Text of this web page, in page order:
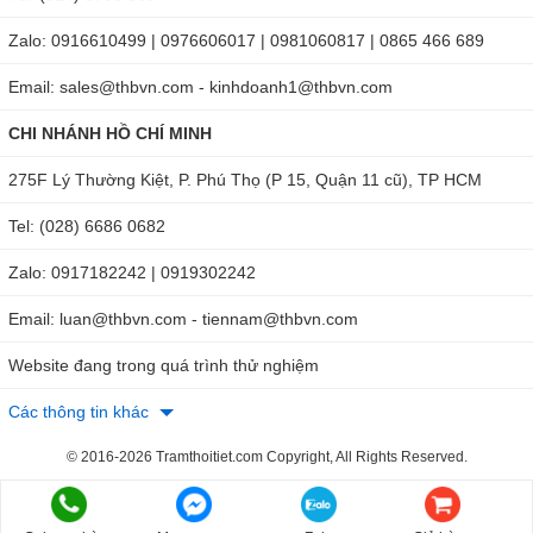
Zalo: 0916610499 | 0976606017 | 0981060817 | 0865 466 689
Email: sales@thbvn.com - kinhdoanh1@thbvn.com
CHI NHÁNH HỒ CHÍ MINH
275F Lý Thường Kiệt, P. Phú Thọ (P 15, Quận 11 cũ), TP HCM
Tel: (028) 6686 0682
Zalo: 0917182242 | 0919302242
Email: luan@thbvn.com - tiennam@thbvn.com
Website đang trong quá trình thử nghiệm
Các thông tin khác
© 2016-2026 Tramthoitiet.com Copyright, All Rights Reserved.